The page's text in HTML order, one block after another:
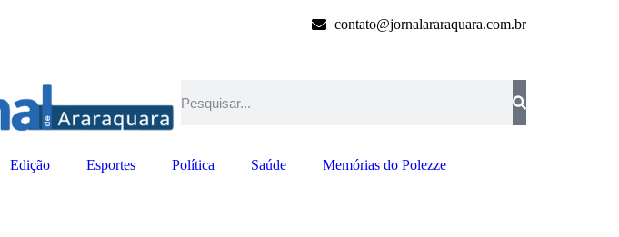
contato@jornalararaquara.com.br
Edição Esportes Política Saúde Memórias do Polezze